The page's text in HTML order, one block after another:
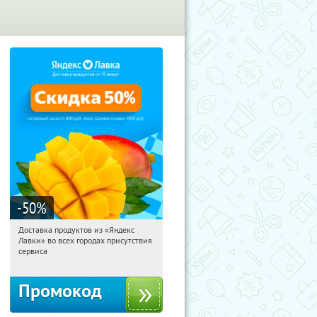
-50%
12:47:37 Получили:
Россия
Доставка продуктов из «Яндекс
Лавки» во всех городах присутствия
сервиса
Промокод